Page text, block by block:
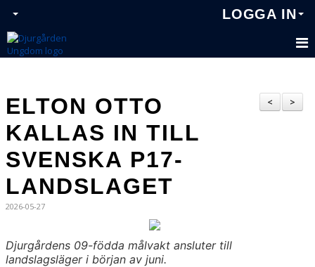
LOGGA IN
>
<
ELTON OTTO
KALLAS IN TILL
SVENSKA P17-
LANDSLAGET
2026-05-27
Djurgårdens 09-födda målvakt ansluter till
landslagsläger i början av juni.